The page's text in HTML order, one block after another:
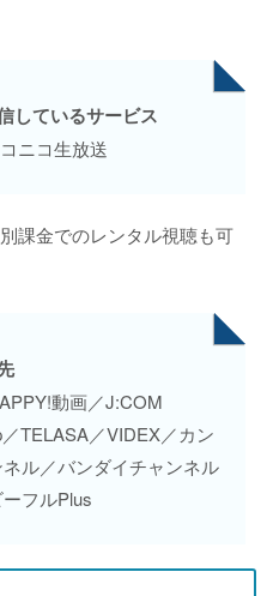
しているサービス
ニコ生放送
課金でのレンタル視聴も可
動画／J:COM
TELASA／VIDEX／カン
ル／バンダイチャンネル
フルPlus